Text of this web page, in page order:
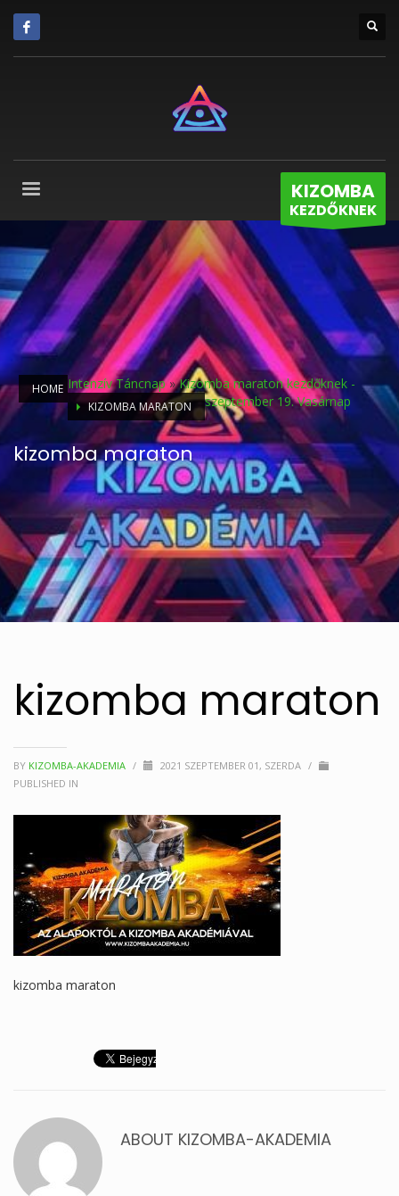
KIZOMBA
KEZDŐKNEK
HOME Intenzív Táncnap»Kizomba maraton kezdőknek -
szeptember 19. Vasárnap
KIZOMBA MARATON
kizomba maraton
kizomba maraton
BY KIZOMBA-AKADEMIA / 2021 SZEPTEMBER 01, SZERDA /
PUBLISHED IN
kizomba maraton
ABOUT KIZOMBA-AKADEMIA